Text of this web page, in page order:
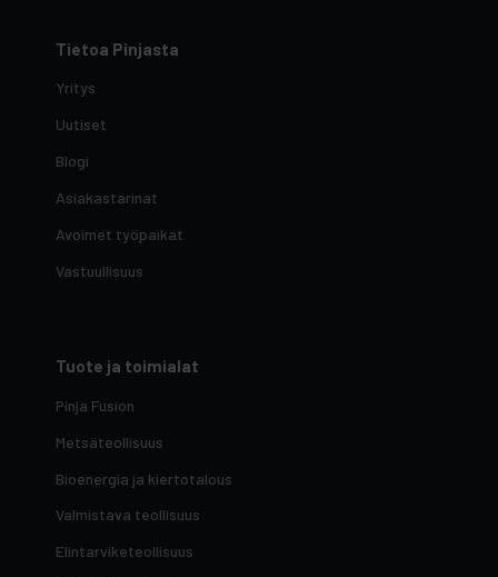
Tietoa Pinjasta
Yritys
Uutiset
Blogi
Asiakastarinat
Avoimet työpaikat
Vastuullisuus
Tuote ja toimialat
Pinja Fusion
Metsäteollisuus
Bioenergia ja kiertotalous
Valmistava teollisuus
Elintarviketeollisuus